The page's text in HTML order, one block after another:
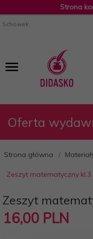
Strona
Schowek
Oferta
Strona główna
Zeszyt matematyczny kl.3
Zeszyt
16,00 PLN